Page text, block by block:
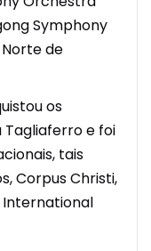
Symphony
de
os
Tagliaferro e foi
tais
Corpus Christi,
International